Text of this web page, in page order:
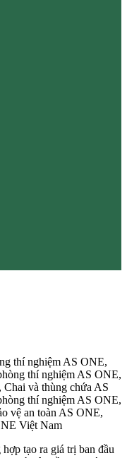
thí nghiệm AS ONE,
thí nghiệm AS ONE,
và thùng chứa AS
thí nghiệm AS ONE,
vệ an toàn AS ONE,
Việt Nam
tạo ra giá trị ban đầu